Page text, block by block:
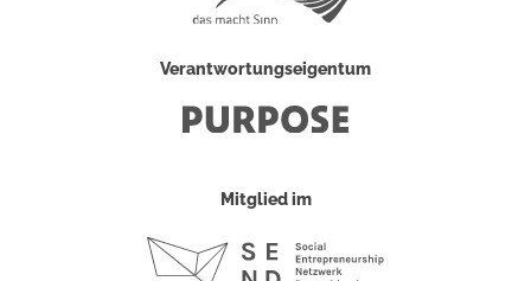
Verantwortungseigentum
Mitglied im